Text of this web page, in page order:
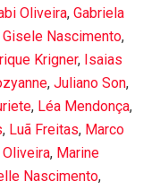
Oliveira, Gabriela
Gisele Nascimento,
Krigner, Isaias
, Juliano Son,
, Léa Mendonça,
, Luã Freitas, Marco
Oliveira, Marine
Nascimento,